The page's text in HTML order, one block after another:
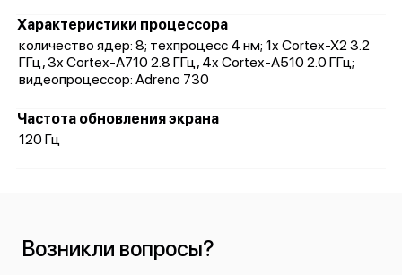
Характеристики процессора
количество ядер: 8; техпроцесс 4 нм; 1x Cortex-X2 3.2
ГГц, 3x Cortex-A710 2.8 ГГц, 4x Cortex-A510 2.0 ГГц;
видеопроцессор: Adreno 730
Частота обновления экрана
120 Гц
Возникли вопросы?